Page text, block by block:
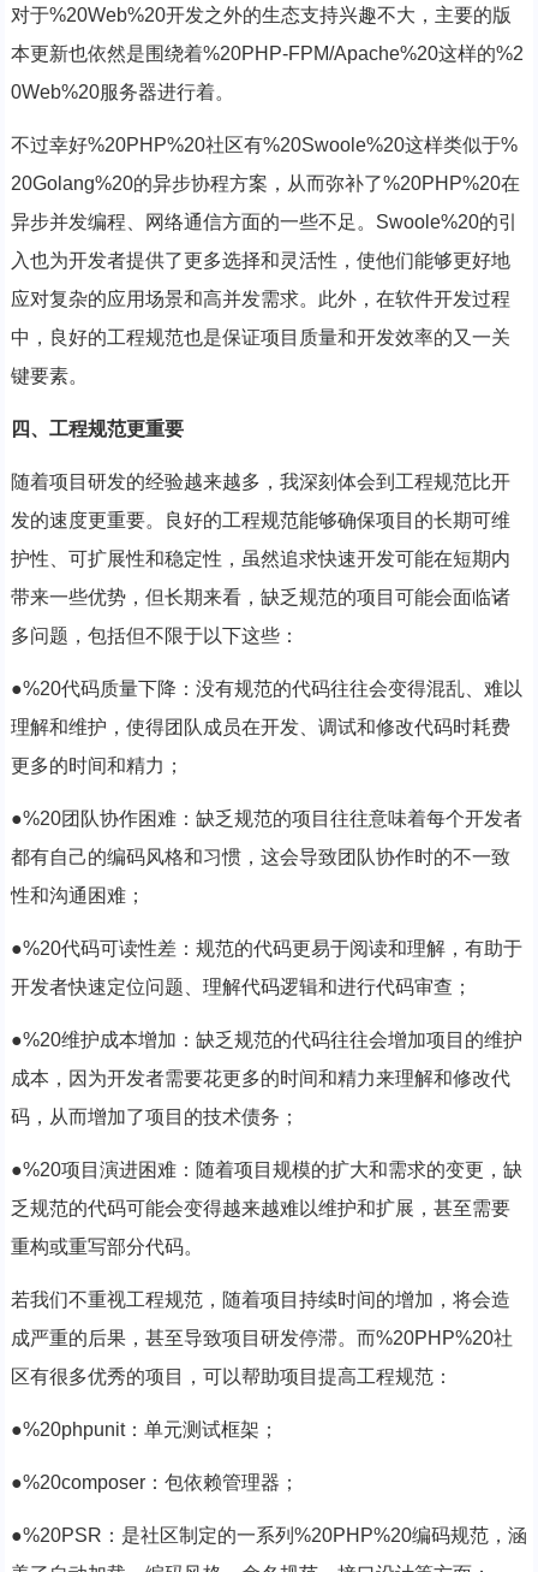
对于%20Web%20开发之外的生态支持兴趣不大，主要的版
本更新也依然是围绕着%20PHP-FPM/Apache%20这样的%2
0Web%20服务器进行着。
不过幸好%20PHP%20社区有%20Swoole%20这样类似于%
20Golang%20的异步协程方案，从而弥补了%20PHP%20在
异步并发编程、网络通信方面的一些不足。Swoole%20的引
入也为开发者提供了更多选择和灵活性，使他们能够更好地
应对复杂的应用场景和高并发需求。此外，在软件开发过程
中，良好的工程规范也是保证项目质量和开发效率的又一关
键要素。
四、工程规范更重要
随着项目研发的经验越来越多，我深刻体会到工程规范比开
发的速度更重要。良好的工程规范能够确保项目的长期可维
护性、可扩展性和稳定性，虽然追求快速开发可能在短期内
带来一些优势，但长期来看，缺乏规范的项目可能会面临诸
多问题，包括但不限于以下这些：
●%20代码质量下降：没有规范的代码往往会变得混乱、难以
理解和维护，使得团队成员在开发、调试和修改代码时耗费
更多的时间和精力；
●%20团队协作困难：缺乏规范的项目往往意味着每个开发者
都有自己的编码风格和习惯，这会导致团队协作时的不一致
性和沟通困难；
●%20代码可读性差：规范的代码更易于阅读和理解，有助于
开发者快速定位问题、理解代码逻辑和进行代码审查；
●%20维护成本增加：缺乏规范的代码往往会增加项目的维护
成本，因为开发者需要花更多的时间和精力来理解和修改代
码，从而增加了项目的技术债务；
●%20项目演进困难：随着项目规模的扩大和需求的变更，缺
乏规范的代码可能会变得越来越难以维护和扩展，甚至需要
重构或重写部分代码。
若我们不重视工程规范，随着项目持续时间的增加，将会造
成严重的后果，甚至导致项目研发停滞。而%20PHP%20社
区有很多优秀的项目，可以帮助项目提高工程规范：
●%20phpunit：单元测试框架；
●%20composer：包依赖管理器；
●%20PSR：是社区制定的一系列%20PHP%20编码规范，涵